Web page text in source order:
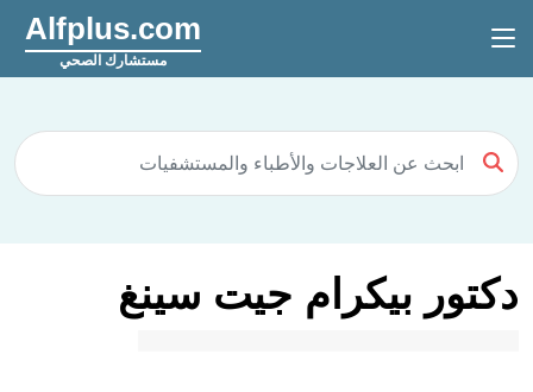
Alfplus.com
مستشارك الصحي
دكتور بيكرام جيت سينغ